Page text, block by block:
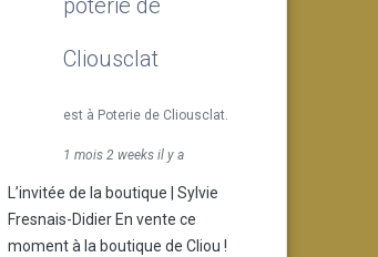
poterie de
Cliousclat
est à Poterie de Cliousclat.
1 mois 2 weeks il y a
L’invitée de la boutique | Sylvie
Fresnais-Didier En vente ce
moment à la boutique de Cliou !